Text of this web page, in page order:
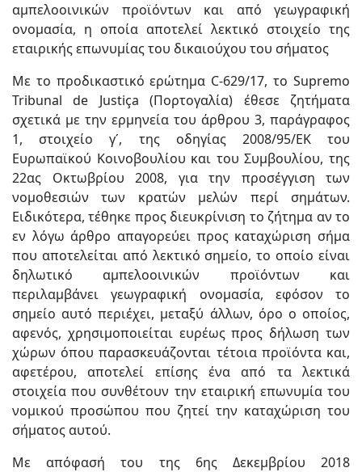
αμπελοοινικών προϊόντων και από γεωγραφική
ονομασία, η οποία αποτελεί λεκτικό στοιχείο της
εταιρικής επωνυμίας του δικαιούχου του σήματος
Με το προδικαστικό ερώτημα C-629/17, το Supremo
Tribunal de Justiça (Πορτογαλία) έθεσε ζητήματα
σχετικά με την ερμηνεία του άρθρου 3, παράγραφος
1, στοιχείο γʹ, της οδηγίας 2008/95/ΕΚ του
Ευρωπαϊκού Κοινοβουλίου και του Συμβουλίου, της
22ας Οκτωβρίου 2008, για την προσέγγιση των
νομοθεσιών των κρατών μελών περί σημάτων.
Ειδικότερα, τέθηκε προς διευκρίνιση το ζήτημα αν το
εν λόγω άρθρο απαγορεύει προς καταχώριση σήμα
που αποτελείται από λεκτικό σημείο, το οποίο είναι
δηλωτικό αμπελοοινικών προϊόντων και
περιλαμβάνει γεωγραφική ονομασία, εφόσον το
σημείο αυτό περιέχει, μεταξύ άλλων, όρο ο οποίος,
αφενός, χρησιμοποιείται ευρέως προς δήλωση των
χώρων όπου παρασκευάζονται τέτοια προϊόντα και,
αφετέρου, αποτελεί επίσης ένα από τα λεκτικά
στοιχεία που συνθέτουν την εταιρική επωνυμία του
νομικού προσώπου που ζητεί την καταχώριση του
σήματος αυτού.
Με απόφασή του της 6ης Δεκεμβρίου 2018